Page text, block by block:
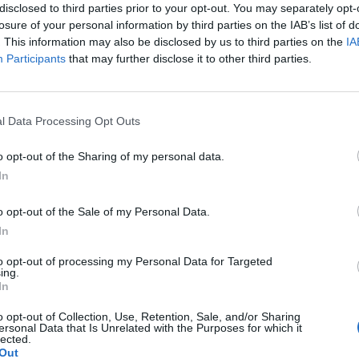
to third parties prior to your opt-out. You may separately
of your personal information by third parties on the IAB’s list of
This information may also be disclosed by us to third parties on the
Participants that may further disclose it to other third parties.
Data Processing Opt Outs
opt-out of the Sharing of my personal data.
opt-out of the Sale of my Personal Data.
opt-out of processing my Personal Data for Targeted
opt-out of Collection, Use, Retention, Sale, and/or Sharing
Data that Is Unrelated with the Purposes for which it
e «L'ultima notte al mondo». Il
sbanca con due singoli: «Someone
tables». Car. Ant.
Rudy Giuliani a Come States?
americana